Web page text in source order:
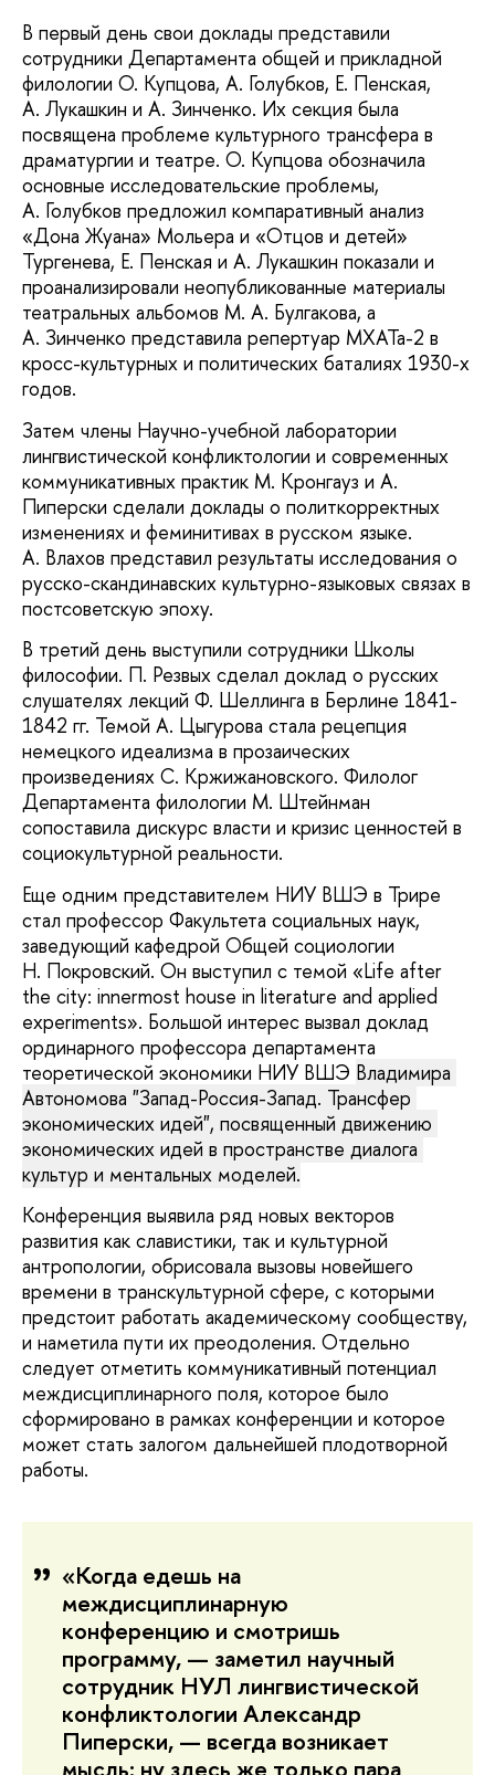
В первый день свои доклады представили
сотрудники Департамента общей и прикладной
филологии О. Купцова, А. Голубков, Е. Пенская,
А. Лукашкин и А. Зинченко. Их секция была
посвящена проблеме культурного трансфера в
драматургии и театре. О. Купцова обозначила
основные исследовательские проблемы,
А. Голубков предложил компаративный анализ
«Дона Жуана» Мольера и «Отцов и детей»
Тургенева, Е. Пенская и А. Лукашкин показали и
проанализировали неопубликованные материалы
театральных альбомов М. А. Булгакова, а
А. Зинченко представила репертуар МХАТа-2 в
кросс-культурных и политических баталиях 1930-х
годов.
Затем члены Научно-учебной лаборатории
лингвистической конфликтологии и современных
коммуникативных практик М. Кронгауз и А.
Пиперски сделали доклады о политкорректных
изменениях и феминитивах в русском языке.
А. Влахов представил результаты исследования о
русско-скандинавских культурно-языковых связах в
постсоветскую эпоху.
В третий день выступили сотрудники Школы
философии. П. Резвых сделал доклад о русских
слушателях лекций Ф. Шеллинга в Берлине 1841-
1842 гг. Темой А. Цыгурова стала рецепция
немецкого идеализма в прозаических
произведениях С. Кржижановского. Филолог
Департамента филологии М. Штейнман
сопоставила дискурс власти и кризис ценностей в
социокультурной реальности.
Еще одним представителем НИУ ВШЭ в Трире
стал профессор Факультета социальных наук,
заведующий кафедрой Общей социологии
Н. Покровский. Он выступил с темой «Life after
the city: innermost house in literature and applied
experiments». Большой интерес вызвал доклад
ординарного профессора департамента
теоретической экономики НИУ ВШЭ Владимира
Автономова "Запад-Россия-Запад. Трансфер
экономических идей", посвященный движению
экономических идей в пространстве диалога
культур и ментальных моделей.
Конференция выявила ряд новых векторов
развития как славистики, так и культурной
антропологии, обрисовала вызовы новейшего
времени в транскультурной сфере, с которыми
предстоит работать академическому сообществу,
и наметила пути их преодоления. Отдельно
следует отметить коммуникативный потенциал
междисциплинарного поля, которое было
сформировано в рамках конференции и которое
может стать залогом дальнейшей плодотворной
работы.
«Когда едешь на
междисциплинарную
конференцию и смотришь
программу, — заметил научный
сотрудник НУЛ лингвистической
конфликтологии Александр
Пиперски, — всегда возникает